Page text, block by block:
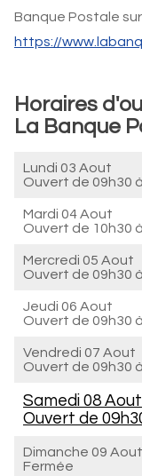
Banque Postale
https://
Horaires
La Banque
Lundi 03 Aout
Ouvert de 09h30
Mardi 04 Aout
Ouvert de 10h30
Mercredi 05 Aout
Ouvert de 09h30
Jeudi 06 Aout
Ouvert de 09h30
Vendredi 07 Aout
Ouvert de 09h30
Samedi 08 Aout
Ouvert de
Dimanche 09 Aout
Fermée